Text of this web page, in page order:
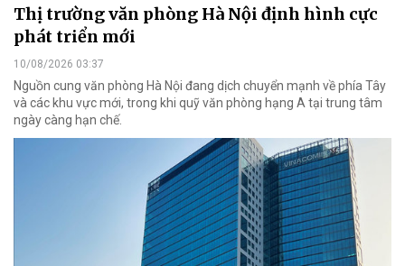
Thị trường văn phòng Hà Nội định hình cực
phát triển mới
10/08/2026 03:37
Nguồn cung văn phòng Hà Nội đang dịch chuyển mạnh về phía Tây
và các khu vực mới, trong khi quỹ văn phòng hạng A tại trung tâm
ngày càng hạn chế.